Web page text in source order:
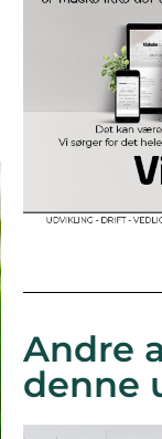
Andre
denne